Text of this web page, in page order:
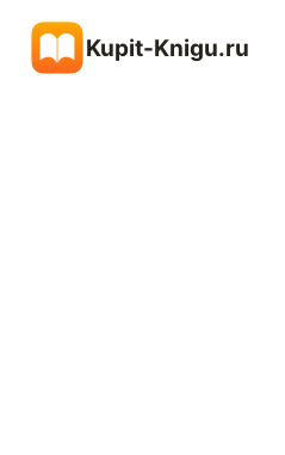
содержимому
Kupit-Knigu.ru